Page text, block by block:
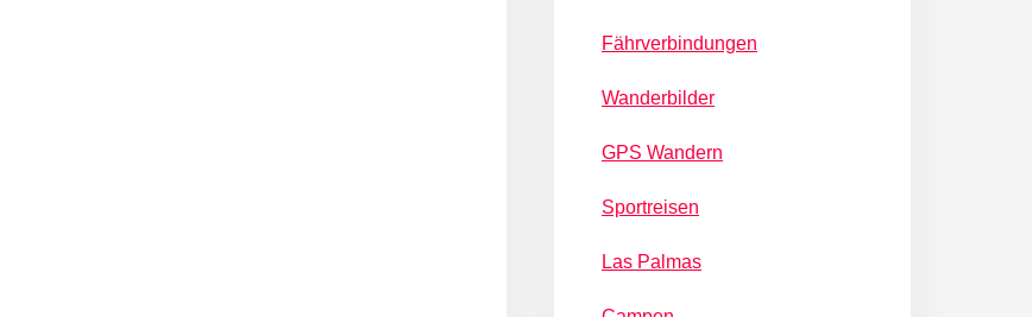
Fährverbindungen
Wanderbilder
GPS Wandern
Sportreisen
Las Palmas